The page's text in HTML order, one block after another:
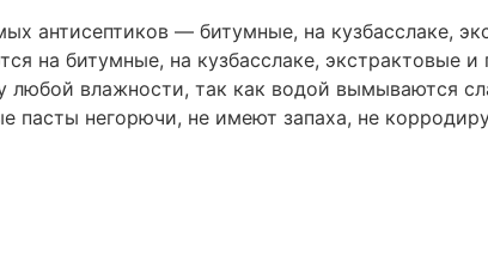
антисептиков — битумные, на кузбасслаке,
на битумные, на кузбасслаке, экстрактовые
любой влажности, так как водой вымываются
пасты негорючи, не имеют запаха, не